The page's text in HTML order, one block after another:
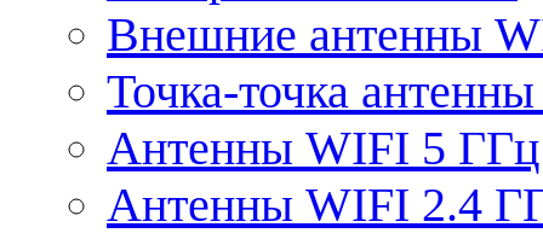
Внешние антенны
Точка-точка
Антенны WIFI 5 ГГц
Антенны WIFI 2.4